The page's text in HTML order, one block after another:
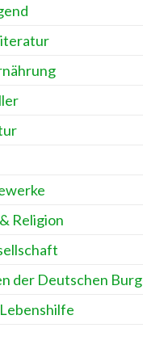
Religion
der Deutschen